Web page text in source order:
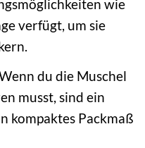
wie
verfügt, um sie
du die Muschel
musst, sind ein
kompaktes Packmaß